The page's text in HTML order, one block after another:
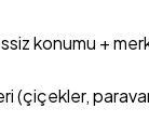
konumu +
(çiçekler,